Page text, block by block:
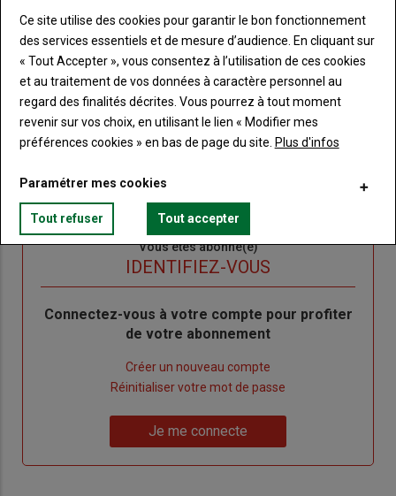
Liste
à
puce
Accédez à tous les articles du site Terre de Touraine
Consultez le journal Terre de Touraine au format
numérique, sur tous les supports
Ne manquez aucune information grâce à la
newsletter du journal Terre de Touraine
Sous-
Vous êtes abonné(e)
IDENTIFIEZ-VOUS
Body
Connectez-vous à votre compte pour profiter
de votre abonnement
Créer un nouveau compte
de
Réinitialiser votre mot de passe
me
Je me connecte
Ce site utilise des cookies pour garantir le bon fonctionnement
des services essentiels et de mesure d’audience. En cliquant sur
« Tout Accepter », vous consentez à l’utilisation de ces cookies
et au traitement de vos données à caractère personnel au
regard des finalités décrites. Vous pourrez à tout moment
revenir sur vos choix, en utilisant le lien « Modifier mes
préférences cookies » en bas de page du site. Plus d'infos
Paramétrer mes cookies
Tout refuser Tout accepter